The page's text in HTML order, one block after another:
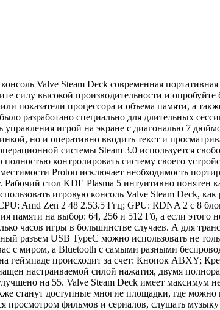
Valve Steam Deck современная
силу высокой производительности и
показатели процессора и объема памяти, а
разработано специально для длительных
управления игрой на экране с диагональю 7
но и оперативно вводить текст и
системы Steam 3.0 используется
полностью контролировать систему своего
Proton исключает необходимость
стол KDE Plasma 5 интуитивно понятен
игровую консоль Valve Steam Deck,
Amd Zen 2 48 2.53.5 Ггц; GPU: RDNA 2 c 8
памяти на выбор: 64, 256 и 512 Гб, а если
часов игры в большинстве случаев. А для
разъем USB TypeC можно использовать не
с миром, а Bluetooth с самыми разными
геймпаде происходит за счет: Кнопок ABXY;
настраиваемой силой нажатия, двумя
на 55. Valve Steam Deck имеет
станут доступные многие площадки, где
просмотром фильмов и сериалов, слушать